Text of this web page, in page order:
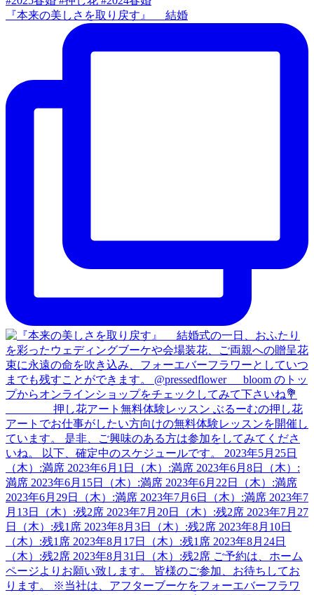
『本来の美しさを取り戻す』 結婚